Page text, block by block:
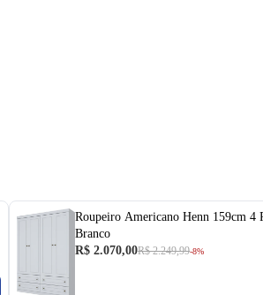
Roupeiro Americano Henn 159cm 4
Branco
R$ 2.070,00R$ 2.249,99-8%